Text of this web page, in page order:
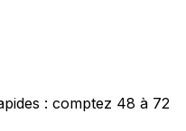
: comptez 48 à 72